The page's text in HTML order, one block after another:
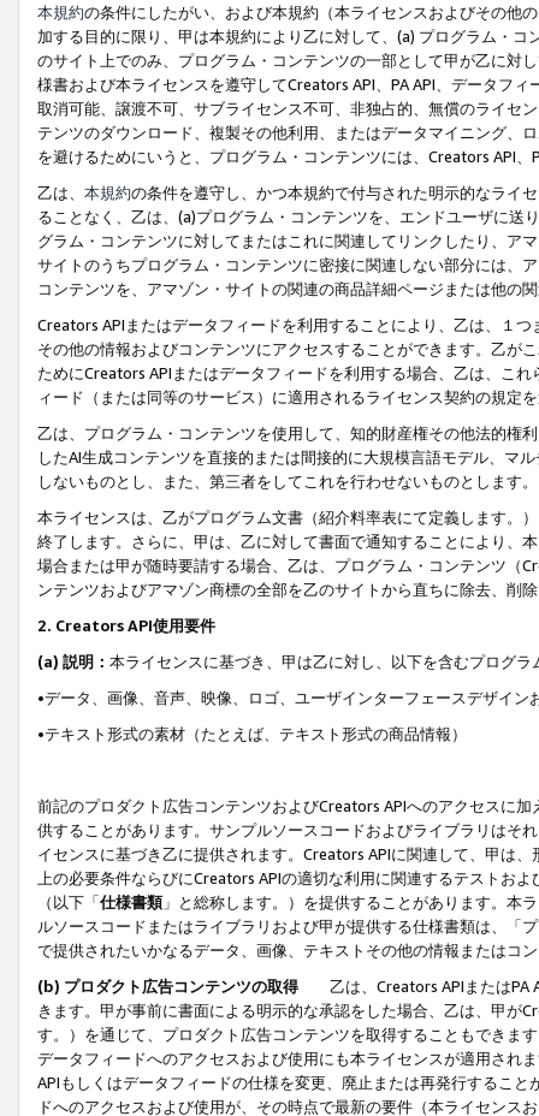
本規約の条件にしたがい、および本規約（本ライセンスおよびその他
加する目的に限り、甲は本規約により乙に対して、(a) プログラム・
のサイト上でのみ、プログラム・コンテンツの一部として甲が乙に対
様書および本ライセンスを遵守してCreators API、PA API、データフ
取消可能、譲渡不可、サブライセンス不可、非独占的、無償のライセ
テンツのダウンロード、複製その他利用、またはデータマイニング、
を避けるためにいうと、プログラム・コンテンツには、Creators API
乙は、 本規約の条件を遵守し、かつ本規約で付与された明示的なライ
ることなく、乙は、(a)プログラム・コンテンツを、エンドユーザに
グラム・コンテンツに対してまたはこれに関連してリンクしたり、ア
サイトのうちプログラム・コンテンツに密接に関連しない部分には、
コンテンツを、アマゾン・サイトの関連の商品詳細ページまたは他の
Creators APIまたはデータフィードを利用することにより、乙は、１
その他の情報およびコンテンツにアクセスすることができます。乙が
ためにCreators APIまたはデータフィードを利用する場合、乙は、こ
ィード（または同等のサービス）に適用されるライセンス契約の規定
乙は、プログラム・コンテンツを使用して、知的財産権その他法的権
したAI生成コンテンツを直接的または間接的に大規模言語モデル、マ
しないものとし、また、第三者をしてこれを行わせないものとします。
本ライセンスは、乙がプログラム文書（紹介料率表にて定義します。
終了します。さらに、甲は、乙に対して書面で通知することにより、
場合または甲が随時要請する場合、乙は、プログラム・コンテンツ（
ンテンツおよびアマゾン商標の全部を乙のサイトから直ちに除去、削
2. Creators API使用要件
(a) 説明： 本ライセンスに基づき、甲は乙に対し、以下を含むプログ
•データ、画像、音声、映像、ロゴ、ユーザインターフェースデザイ
•テキスト形式の素材（たとえば、テキスト形式の商品情報）
前記のプロダクト広告コンテンツおよびCreators APIへのアクセスに
供することがあります。サンプルソースコードおよびライブラリはそ
イセンスに基づき乙に提供されます。Creators APIに関連して、甲は
上の必要条件ならびにCreators APIの適切な利用に関連するテストお
（以下「仕様書類」と総称します。）を提供することがあります。本
ルソースコードまたはライブラリおよび甲が提供する仕様書類は、「
で提供されたいかなるデータ、画像、テキストその他の情報またはコ
(b) プロダクト広告コンテンツの取得
乙は、Creators APIまたはPA
きます。甲が事前に書面による明示的な承認をした場合、乙は、甲が
す。）を通じて、プロダクト広告コンテンツを取得することもできま
データフィードへのアクセスおよび使用にも本ライセンスが適用され
APIもしくはデータフィードの仕様を変更、廃止または再発行するこ
ドへのアクセスおよび使用が、その時点で最新の要件（本ライセン